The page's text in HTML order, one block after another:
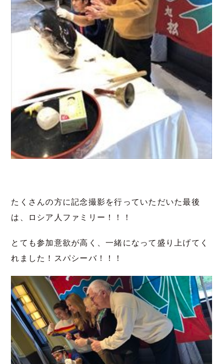
たくさんの方に記念撮影を行っていただいた最後
は、ロシア人ファミリー！！！
とても参加意欲が高く、一緒になって盛り上げてく
れました！スパシーバ！！！